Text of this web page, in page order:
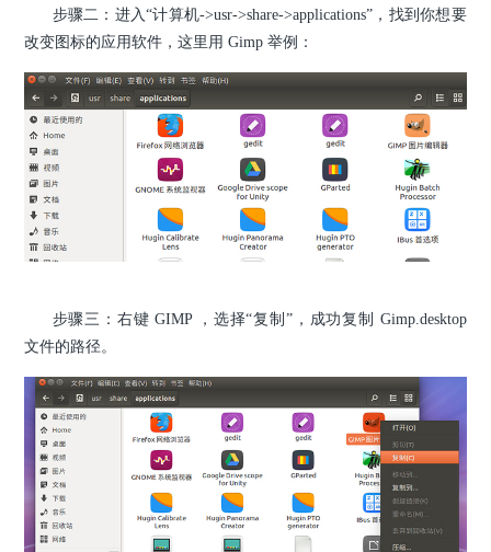
步骤二：进入“计算机->usr->share->applications”，找到你想要
改变图标的应用软件，这里用 Gimp 举例：
步骤三：右键 GIMP ，选择“复制”，成功复制 Gimp.desktop
文件的路径。